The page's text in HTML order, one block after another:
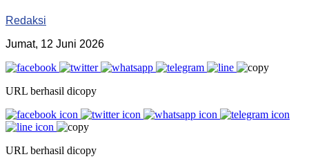
Redaksi
Jumat, 12 Juni 2026
URL berhasil dicopy
URL berhasil dicopy